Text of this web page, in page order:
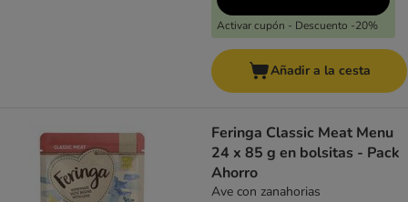
Activar cupón - Descuento -20%
Añadir a la cesta
Feringa Classic Meat Menu
24 x 85 g en bolsitas - Pack
Ahorro
Ave con zanahorias